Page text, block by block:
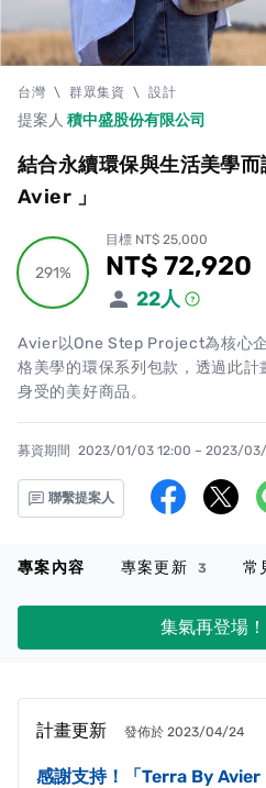
台灣 \ 群眾集資 \ 設計
提案人 積中盛股份有限公司
結合永續環保與生活美學
Avier 」
291%
291%
目標 NT$ 25,000
累計集資金額
NT$ 72,920
22人
Avier以One Step Project為核心
格美學的環保系列包款，透過此
身受的美好商品。
募資期間 2023/01/03 12:00 – 2023/03/
聯繫提案人
專案內容 專案更新 3 常
集氣再登場！
計畫更新 發佈於 2023/04/24
感謝支持！「Terra By Avier